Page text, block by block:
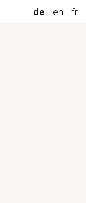
de en fr